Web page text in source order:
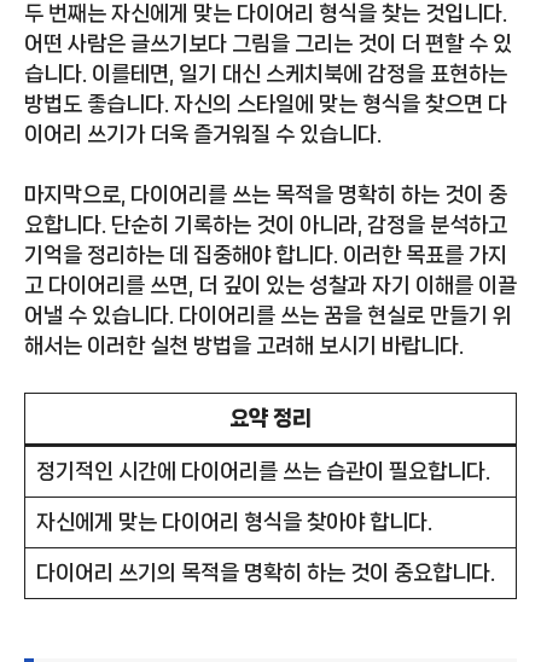
두 번째는 자신에게 맞는 다이어리 형식을 찾는 것입니다.
어떤 사람은 글쓰기보다 그림을 그리는 것이 더 편할 수 있
습니다. 이를테면, 일기 대신 스케치북에 감정을 표현하는
방법도 좋습니다. 자신의 스타일에 맞는 형식을 찾으면 다
이어리 쓰기가 더욱 즐거워질 수 있습니다.
마지막으로, 다이어리를 쓰는 목적을 명확히 하는 것이 중
요합니다. 단순히 기록하는 것이 아니라, 감정을 분석하고
기억을 정리하는 데 집중해야 합니다. 이러한 목표를 가지
고 다이어리를 쓰면, 더 깊이 있는 성찰과 자기 이해를 이끌
어낼 수 있습니다. 다이어리를 쓰는 꿈을 현실로 만들기 위
해서는 이러한 실천 방법을 고려해 보시기 바랍니다.
요약 정리
정기적인 시간에 다이어리를 쓰는 습관이 필요합니다.
자신에게 맞는 다이어리 형식을 찾아야 합니다.
다이어리 쓰기의 목적을 명확히 하는 것이 중요합니다.